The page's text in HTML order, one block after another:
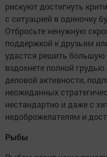
рискуют достигнуть
с ситуацией в одиночку
Отбросьте ненужную
поддержкой к друзьям
удастся решить большую
вздохнете полной
деловой активности,
неожиданных
нестандартно и даже с
недоброжелателям и
Рыбы